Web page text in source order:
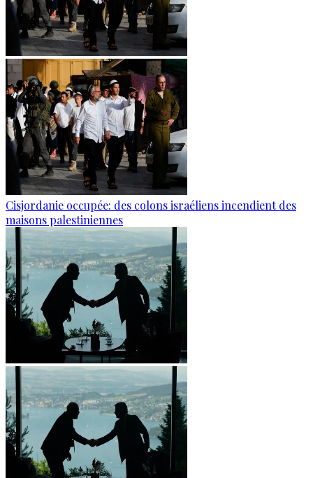
Cisjordanie occupée: des colons israéliens incendient des
maisons palestiniennes